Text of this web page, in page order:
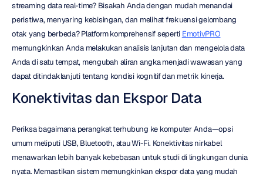
streaming data real-time? Bisakah Anda dengan mudah menandai
peristiwa, menyaring kebisingan, dan melihat frekuensi gelombang
otak yang berbeda? Platform komprehensif seperti EmotivPRO
memungkinkan Anda melakukan analisis lanjutan dan mengelola data
Anda di satu tempat, mengubah aliran angka menjadi wawasan yang
dapat ditindaklanjuti tentang kondisi kognitif dan metrik kinerja.
Konektivitas dan Ekspor Data
Periksa bagaimana perangkat terhubung ke komputer Anda—opsi
umum meliputi USB, Bluetooth, atau Wi-Fi. Konektivitas nirkabel
menawarkan lebih banyak kebebasan untuk studi di lingkungan dunia
nyata. Memastikan sistem memungkinkan ekspor data yang mudah